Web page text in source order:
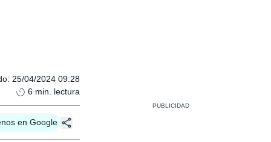
: 25/04/2024 09:28
6 min. lectura
en Google